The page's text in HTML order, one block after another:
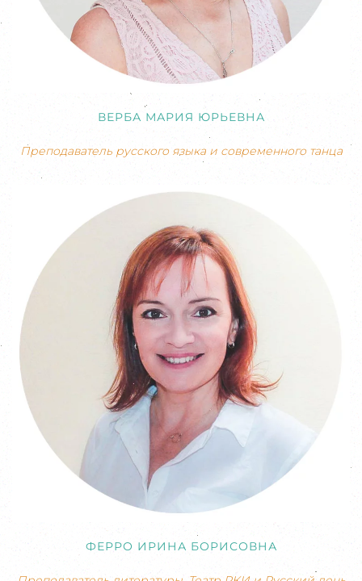
ВЕРБА МАРИЯ ЮРЬЕВНА
Преподаватель русского языка и современного танца
ФЕРРО ИРИНА БОРИСОВНА